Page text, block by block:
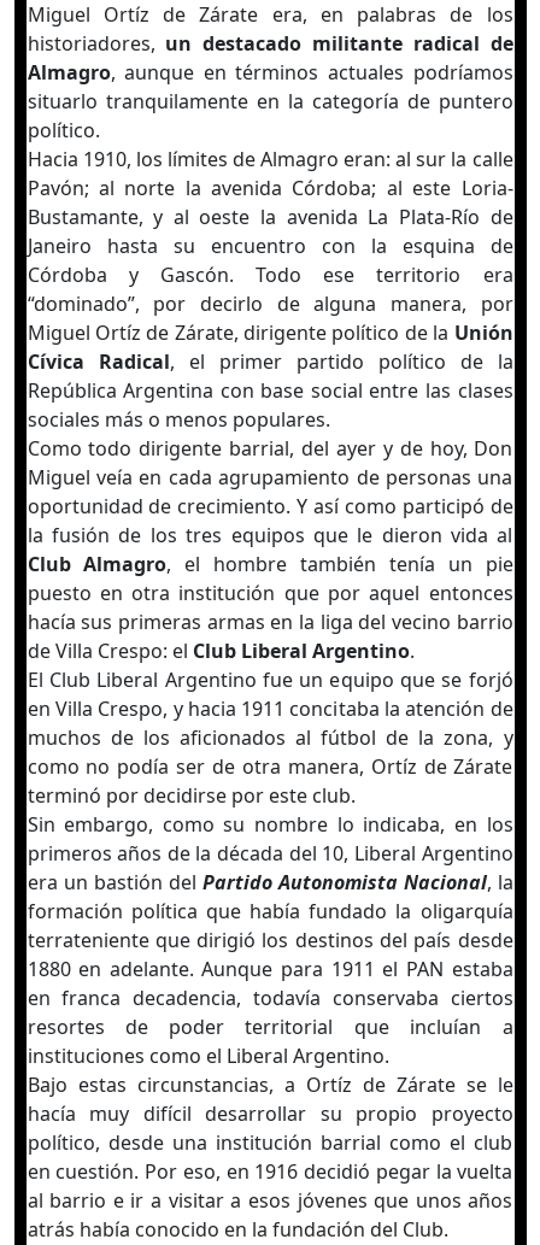
Miguel Ortíz de Zárate era, en palabras de los
historiadores, un destacado militante radical de
Almagro, aunque en términos actuales podríamos
situarlo tranquilamente en la categoría de puntero
político.
Hacia 1910, los límites de Almagro eran: al sur la calle
Pavón; al norte la avenida Córdoba; al este Loria-
Bustamante, y al oeste la avenida La Plata-Río de
Janeiro hasta su encuentro con la esquina de
Córdoba y Gascón. Todo ese territorio era
“dominado”, por decirlo de alguna manera, por
Miguel Ortíz de Zárate, dirigente político de la Unión
Cívica Radical, el primer partido político de la
República Argentina con base social entre las clases
sociales más o menos populares.
Como todo dirigente barrial, del ayer y de hoy, Don
Miguel veía en cada agrupamiento de personas una
oportunidad de crecimiento. Y así como participó de
la fusión de los tres equipos que le dieron vida al
Club Almagro, el hombre también tenía un pie
puesto en otra institución que por aquel entonces
hacía sus primeras armas en la liga del vecino barrio
de Villa Crespo: el Club Liberal Argentino.
El Club Liberal Argentino fue un equipo que se forjó
en Villa Crespo, y hacia 1911 concitaba la atención de
muchos de los aficionados al fútbol de la zona, y
como no podía ser de otra manera, Ortíz de Zárate
terminó por decidirse por este club.
Sin embargo, como su nombre lo indicaba, en los
primeros años de la década del 10, Liberal Argentino
era un bastión del Partido Autonomista Nacional, la
formación política que había fundado la oligarquía
terrateniente que dirigió los destinos del país desde
1880 en adelante. Aunque para 1911 el PAN estaba
en franca decadencia, todavía conservaba ciertos
resortes de poder territorial que incluían a
instituciones como el Liberal Argentino.
Bajo estas circunstancias, a Ortíz de Zárate se le
hacía muy difícil desarrollar su propio proyecto
político, desde una institución barrial como el club
en cuestión. Por eso, en 1916 decidió pegar la vuelta
al barrio e ir a visitar a esos jóvenes que unos años
atrás había conocido en la fundación del Club.